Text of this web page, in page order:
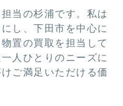
棚類
を引
き取
って
いた
た。
この
度は
あり
がと
当の杉浦です。私は
し、下田市を中心に
置の買取を担当して
人ひとりのニーズに
ご満足いただける価